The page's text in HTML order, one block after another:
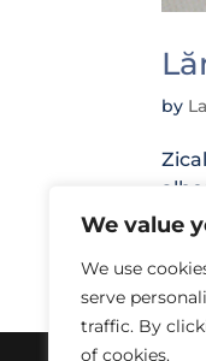
We value
We use
serve
traffic. By
of cookies.
by